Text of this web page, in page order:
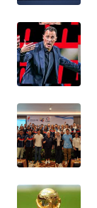
SELEB
WAHANA
PERSONA
WAHANA
OTOMOTIF
WAHANA
HEALTH